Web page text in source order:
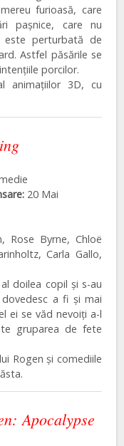
furioasă, care
pașnice, care nu
este perturbată de
Astfel păsările se
porcilor.
animațiilor 3D, cu
20 Mai
Rose Byrne, Chloë
Carla Gallo,
doilea copil și s-au
a fi și mai
ei se văd nevoiți a-l
gruparea de fete
Rogen și comediile
Apocalypse